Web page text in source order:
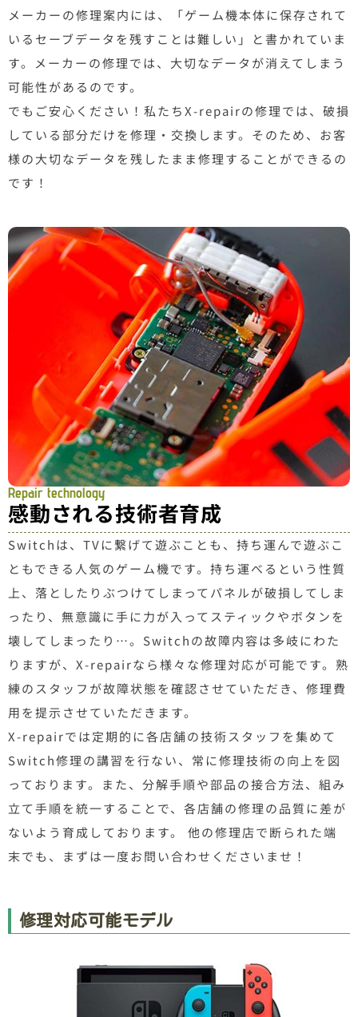
メーカーの修理案内には、「ゲーム機本体に保存されて
いるセーブデータを残すことは難しい」と書かれていま
す。メーカーの修理では、大切なデータが消えてしまう
可能性があるのです。
でもご安心ください！私たちX-repairの修理では、破損
している部分だけを修理・交換します。そのため、お客
様の大切なデータを残したまま修理することができるの
です！
Repair technology
感動される技術者育成
Switchは、TVに繋げて遊ぶことも、持ち運んで遊ぶこ
ともできる人気のゲーム機です。持ち運べるという性質
上、落としたりぶつけてしまってパネルが破損してしま
ったり、無意識に手に力が入ってスティックやボタンを
壊してしまったり…。Switchの故障内容は多岐にわた
りますが、X-repairなら様々な修理対応が可能です。熟
練のスタッフが故障状態を確認させていただき、修理費
用を提示させていただきます。
X-repairでは定期的に各店舗の技術スタッフを集めて
Switch修理の講習を行ない、常に修理技術の向上を図
っております。また、分解手順や部品の接合方法、組み
立て手順を統一することで、各店舗の修理の品質に差が
ないよう育成しております。 他の修理店で断られた端
末でも、まずは一度お問い合わせくださいませ！
修理対応可能モデル